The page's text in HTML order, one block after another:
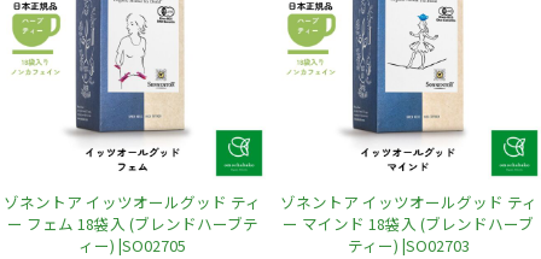
ゾネントア イッツオールグッド ティ
ー フェム 18袋入 (ブレンドハーブテ
ィー) |SO02705
ゾネントア イッツオールグッド ティ
ー マインド 18袋入 (ブレンドハーブ
ティー) |SO02703